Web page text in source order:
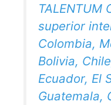
TALENTUM
superior
Colombia,
Bolivia,
Ecuador, El
Guatemala,